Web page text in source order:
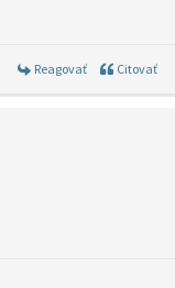
Reagovať Citovať